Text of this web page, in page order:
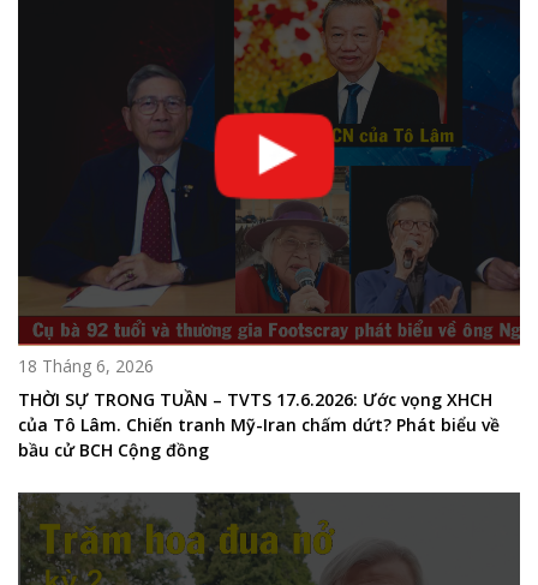
18 Tháng 6, 2026
THỜI SỰ TRONG TUẦN – TVTS 17.6.2026: Ước vọng XHCH
của Tô Lâm. Chiến tranh Mỹ-Iran chấm dứt? Phát biểu về
bầu cử BCH Cộng đồng